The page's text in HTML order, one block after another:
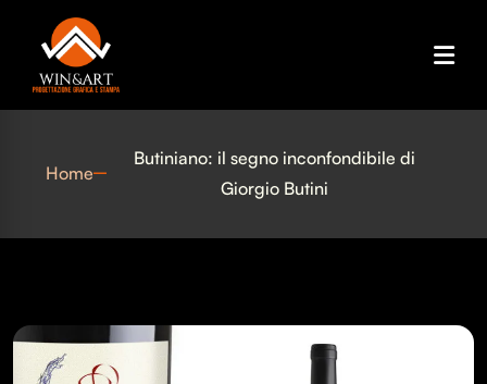
Home
Butiniano: il segno inconfondibile di
Giorgio Butini